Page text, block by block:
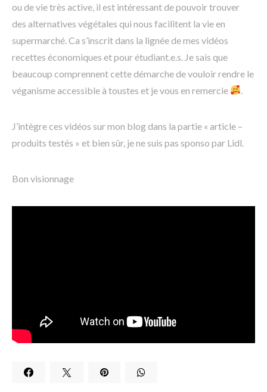
ou de vie très active, il est intéressant de pouvoir trouver
des alternatives végétales qui nous facilitent la vie en
supermarché. Ca s’inscrit dans la lignée de mes vidéos
recettes économiques et pour étudiant.e.s. Je sais que
beaucoup comprennent cette démarche de vouloir rendre le
véganisme accessible à toustes et je vous en remercie
J’intègre ces vidéos sur mon blog dans la partie « article –
produits testés » et bien sûr, je ne suis pas sponso par Lidl.
Bon visionnage